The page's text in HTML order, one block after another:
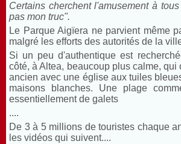
Certains cherchent l'amusement à
pas mon truc".
Le Parque Aigïera ne parvient même
malgré les efforts des autorités de la
Si un peu d'authentique est
côté, à Altea, beaucoup plus calme, qui
ancien avec une église aux tuiles
maisons blanches. Une plage
essentiellement de galets
....
De 3 à 5 millions de touristes chaque
les vidéos qui suivent....